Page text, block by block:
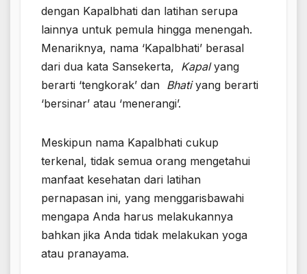
dengan Kapalbhati dan latihan serupa
lainnya untuk pemula hingga menengah.
Menariknya, nama ‘Kapalbhati’ berasal
dari dua kata Sansekerta, Kapalyang
berarti ‘tengkorak’ dan Bhatiyang berarti
‘bersinar’ atau ‘menerangi’.
Meskipun nama Kapalbhati cukup
terkenal, tidak semua orang mengetahui
manfaat kesehatan dari latihan
pernapasan ini, yang menggarisbawahi
mengapa Anda harus melakukannya
bahkan jika Anda tidak melakukan yoga
atau pranayama.